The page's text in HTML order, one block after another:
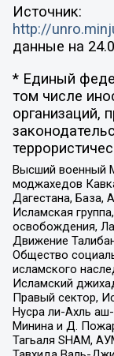
Источник:
http://
данные на
* Единый
том числе
организаций,
Высший военный
моджахедов
Дагестана, База,
Исламская
освобождения,
Движение
Общество
исламского
Исламский
Правый сектор,
Нусра ли-Ахль
Минина и Д.
Тагьаля SHAM,